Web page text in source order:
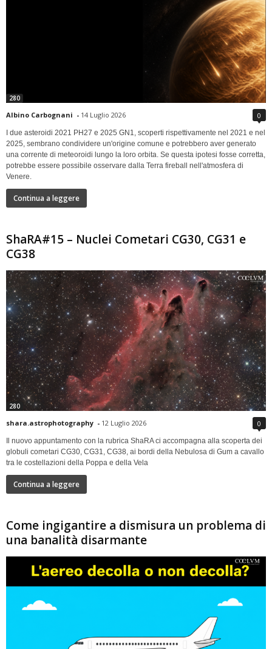
280
Albino Carbognani - 14 Luglio 2026 0
I due asteroidi 2021 PH27 e 2025 GN1, scoperti rispettivamente nel 2021 e nel
2025, sembrano condividere un'origine comune e potrebbero aver generato
una corrente di meteoroidi lungo la loro orbita. Se questa ipotesi fosse corretta,
potrebbe essere possibile osservare dalla Terra fireball nell'atmosfera di
Venere.
Continua a leggere
ShaRA#15 – Nuclei Cometari CG30, CG31 e
CG38
280
shara.astrophotography - 12 Luglio 2026 0
Il nuovo appuntamento con la rubrica ShaRA ci accompagna alla scoperta dei
globuli cometari CG30, CG31, CG38, ai bordi della Nebulosa di Gum a cavallo
tra le costellazioni della Poppa e della Vela
Continua a leggere
Come ingigantire a dismisura un problema di
una banalità disarmante